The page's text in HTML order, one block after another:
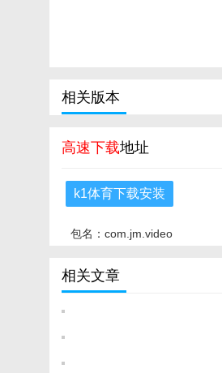
相关版本
高速下载地址
k1体育下载安装
包名：com.jm.video
相关文章